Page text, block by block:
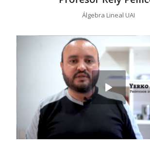
Álgebra Lineal UAI